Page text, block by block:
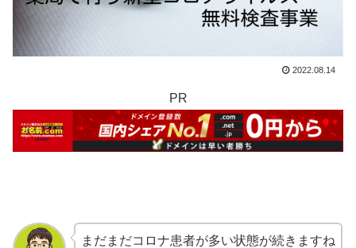
2022.08.14
PR
まだまだコロナ患者が多い状態が続きますね